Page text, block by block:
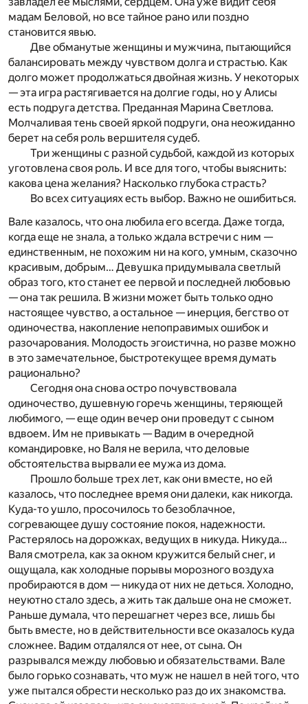
мадам Беловой, но все тайное рано или поздно
становится явью.
Две обманутые женщины и мужчина, пытающийся
балансировать между чувством долга и страстью. Как
долго может продолжаться двойная жизнь. У некоторых
— эта игра растягивается на долгие годы, но у Алисы
есть подруга детства. Преданная Марина Светлова.
Молчаливая тень своей яркой подруги, она неожиданно
берет на себя роль вершителя судеб.
Три женщины с разной судьбой, каждой из которых
уготовлена своя роль. И все для того, чтобы выяснить:
какова цена желания? Насколько глубока страсть?
Во всех ситуациях есть выбор. Важно не ошибиться.
Вале казалось, что она любила его всегда. Даже тогда,
когда еще не знала, а только ждала встречи с ним —
единственным, не похожим ни на кого, умным, сказочно
красивым, добрым… Девушка придумывала светлый
образ того, кто станет ее первой и последней любовью
— она так решила. В жизни может быть только одно
настоящее чувство, а остальное — инерция, бегство от
одиночества, накопление непоправимых ошибок и
разочарования. Молодость эгоистична, но разве можно
в это замечательное, быстротекущее время думать
рационально?
Сегодня она снова остро почувствовала
одиночество, душевную горечь женщины, теряющей
любимого, — еще один вечер они проведут с сыном
вдвоем. Им не привыкать — Вадим в очередной
командировке, но Валя не верила, что деловые
обстоятельства вырвали ее мужа из дома.
Прошло больше трех лет, как они вместе, но ей
казалось, что последнее время они далеки, как никогда.
Куда-то ушло, просочилось то безоблачное,
согревающее душу состояние покоя, надежности.
Растерялось на дорожках, ведущих в никуда. Никуда…
Валя смотрела, как за окном кружится белый снег, и
ощущала, как холодные порывы морозного воздуха
пробираются в дом — никуда от них не деться. Холодно,
неуютно стало здесь, а жить так дальше она не сможет.
Раньше думала, что перешагнет через все, лишь бы
быть вместе, но в действительности все оказалось куда
сложнее. Вадим отдалялся от нее, от сына. Он
разрывался между любовью и обязательствами. Вале
было горько сознавать, что муж не нашел в ней того, что
уже пытался обрести несколько раз до их знакомства.